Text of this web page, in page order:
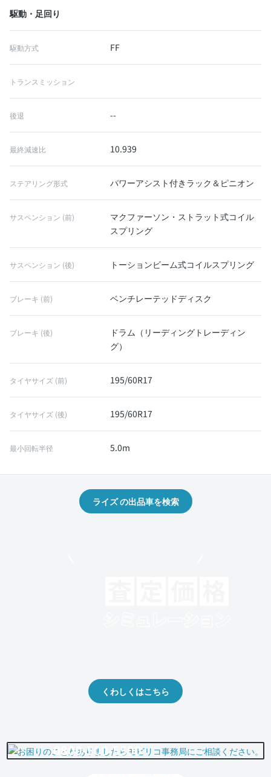
駆動・足回り
駆動方式 FF
トランスミッション
後退 --
最終減速比 10.939
ステアリング形式 パワーアシスト付きラック＆ピニオン
サスペンション (前)
マクファーソン・ストラット式コイル
スプリング
サスペンション (後) トーションビーム式コイルスプリング
ブレーキ (前) ベンチレーテッドディスク
ブレーキ (後)
ドラム（リーディングトレーディン
グ）
タイヤサイズ (前) 195/60R17
タイヤサイズ (後) 195/60R17
最小回転半径 5.0m
ライズ の出品車を検索
くわしくはこちら
0800-500-5500